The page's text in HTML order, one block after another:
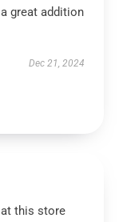
great addition
Dec 21, 2024
this store